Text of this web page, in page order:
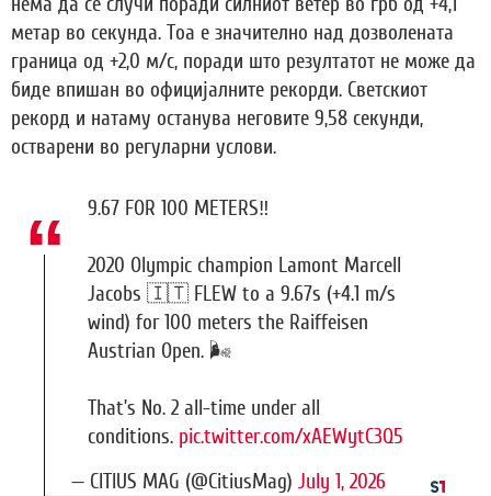
метар во секунда. Тоа е значително над дозволената
граница од +2,0 м/с, поради што резултатот не може да
биде впишан во официјалните рекорди. Светскиот
рекорд и натаму останува неговите 9,58 секунди,
остварени во регуларни услови.
9.67 FOR 100 METERS‼️
2020 Olympic champion Lamont Marcell
Jacobs 🇮🇹 FLEW to a 9.67s (+4.1 m/s
wind) for 100 meters the Raiffeisen
Austrian Open. 🌬️
That’s No. 2 all-time under all
conditions. pic.twitter.com/xAEWytC3Q5
— CITIUS MAG (@CitiusMag) July 1, 2026